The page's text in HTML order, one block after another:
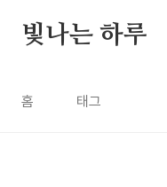
빛나는 하루
홈 태그